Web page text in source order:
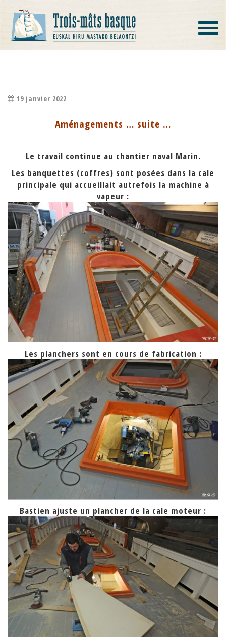
Toggle
19 janvier 2022
Aménagements … suite …
Le travail continue au chantier naval Marin.
Les banquettes (coffres) sont posées dans la cale
principale qui accueillait autrefois la machine à
vapeur :
Les planchers sont en cours de fabrication :
Bastien ajuste un plancher de la cale moteur :